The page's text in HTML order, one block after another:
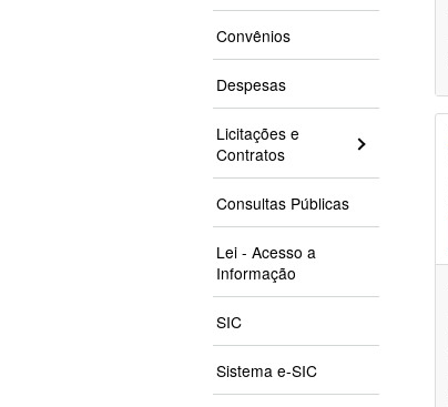
Convênios
Despesas
Licitações e
Contratos
Consultas Públicas
Lei - Acesso a
Informação
SIC
Sistema e-SIC